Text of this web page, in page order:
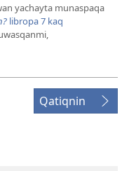
yachayta munaspaqa
libropa 7 kaq
Qatiqnin